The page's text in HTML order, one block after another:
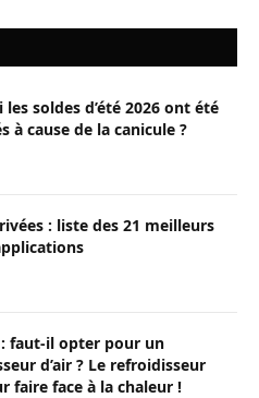
soldes d’été 2026 ont été
à cause de la canicule ?
: liste des 21 meilleurs
: faut-il opter pour un
d’air ? Le refroidisseur
faire face à la chaleur !